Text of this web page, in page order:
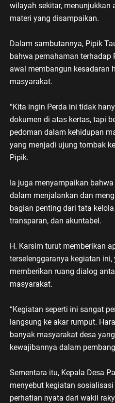
wilayah sekitar, menunjukkan
materi yang disampaikan.
Dalam sambutannya, Pipik
bahwa pemahaman terhadap
awal membangun kesadaran
masyarakat.
“Kita ingin Perda ini tidak
dokumen di atas kertas, tapi
pedoman dalam kehidupan
yang menjadi ujung tombak
Pipik.
Ia juga menyampaikan
dalam menjalankan dan
bagian penting dari tata
transparan, dan akuntabel.
H. Karsim turut memberikan
terselenggaranya kegiatan
memberikan ruang dialog
masyarakat.
“Kegiatan seperti ini sangat
langsung ke akar rumput.
banyak masyarakat desa
kewajibannya dalam
Sementara itu, Kepala Desa
menyebut kegiatan
perhatian nyata dari wakil